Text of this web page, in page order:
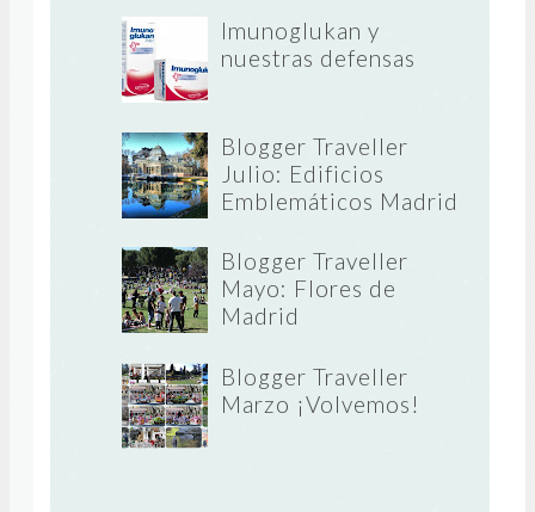
Imunoglukan y
nuestras defensas
Blogger Traveller
Julio: Edificios
Emblemáticos Madrid
Blogger Traveller
Mayo: Flores de
Madrid
Blogger Traveller
Marzo ¡Volvemos!